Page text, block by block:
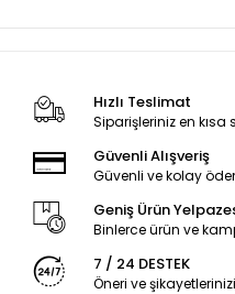
Hızlı Teslimat
Siparişleriniz en kısa
Güvenli Alışveriş
Güvenli ve kolay
Geniş Ürün
Binlerce ürün ve
7 / 24 DESTEK
Öneri ve